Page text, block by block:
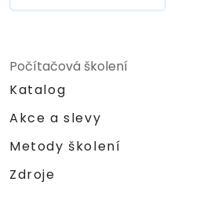
Počítačová školení
Katalog
Akce a slevy
Metody školení
Zdroje